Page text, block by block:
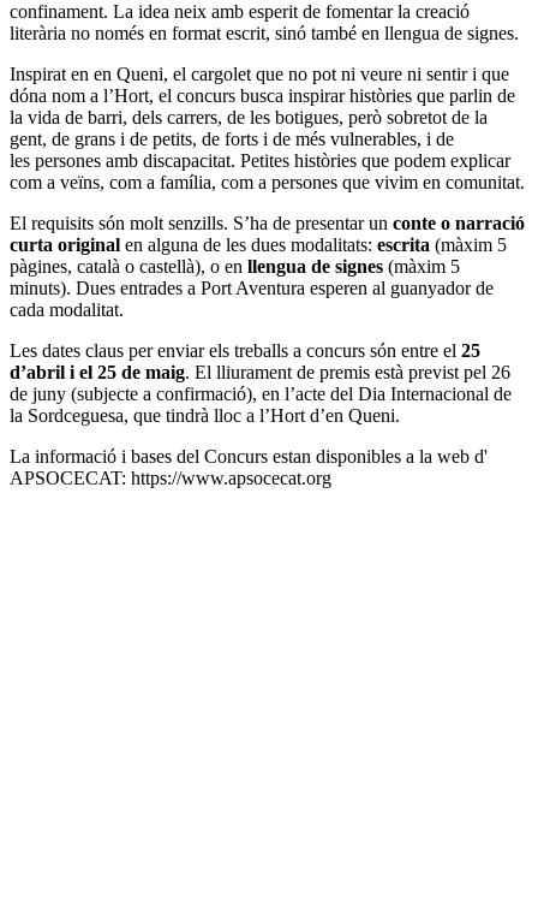
confinament. La idea neix amb esperit de fomentar la creació
literària no només en format escrit, sinó també en llengua de signes.
Inspirat en en Queni, el cargolet que no pot ni veure ni sentir i que
dóna nom a l’Hort, el concurs busca inspirar històries que parlin de
la vida de barri, dels carrers, de les botigues, però sobretot de la
gent, de grans i de petits, de forts i de més vulnerables, i de
les persones amb discapacitat. Petites històries que podem explicar
com a veïns, com a família, com a persones que vivim en comunitat.
El requisits són molt senzills. S’ha de presentar un conte o narració
curta original en alguna de les dues modalitats: escrita (màxim 5
pàgines, català o castellà), o en llengua de signes (màxim 5
minuts). Dues entrades a Port Aventura esperen al guanyador de
cada modalitat.
Les dates claus per enviar els treballs a concurs són entre el 25
d’abril i el 25 de maig. El lliurament de premis està previst pel 26
de juny (subjecte a confirmació), en l’acte del Dia Internacional de
la Sordceguesa, que tindrà lloc a l’Hort d’en Queni.
La informació i bases del Concurs estan disponibles a la web d'
APSOCECAT: https://www.apsocecat.org